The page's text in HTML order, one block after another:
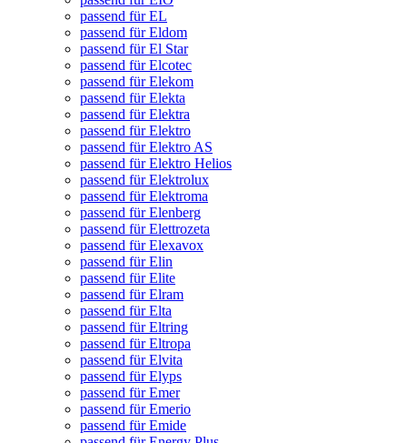
passend für EL
passend für Eldom
passend für El Star
passend für Elcotec
passend für Elekom
passend für Elekta
passend für Elektra
passend für Elektro
passend für Elektro AS
passend für Elektro Helios
passend für Elektrolux
passend für Elektroma
passend für Elenberg
passend für Elettrozeta
passend für Elexavox
passend für Elin
passend für Elite
passend für Elram
passend für Elta
passend für Eltring
passend für Eltropa
passend für Elvita
passend für Elyps
passend für Emer
passend für Emerio
passend für Emide